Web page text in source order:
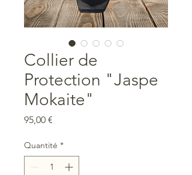
Collier de
Protection "Jaspe
Mokaite"
95,00 €
Quantité *